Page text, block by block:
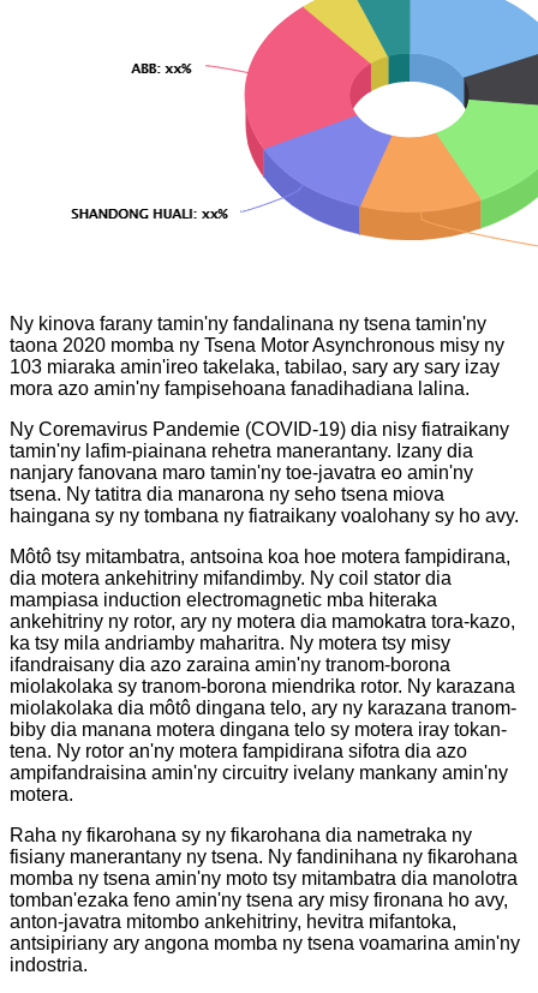
Ny kinova farany tamin'ny fandalinana ny tsena tamin'ny
taona 2020 momba ny Tsena Motor Asynchronous misy ny
103 miaraka amin'ireo takelaka, tabilao, sary ary sary izay
mora azo amin'ny fampisehoana fanadihadiana lalina.
Ny Coremavirus Pandemie (COVID-19) dia nisy fiatraikany
tamin'ny lafim-piainana rehetra manerantany. Izany dia
nanjary fanovana maro tamin'ny toe-javatra eo amin'ny
tsena. Ny tatitra dia manarona ny seho tsena miova
haingana sy ny tombana ny fiatraikany voalohany sy ho avy.
Môtô tsy mitambatra, antsoina koa hoe motera fampidirana,
dia motera ankehitriny mifandimby. Ny coil stator dia
mampiasa induction electromagnetic mba hiteraka
ankehitriny ny rotor, ary ny motera dia mamokatra tora-kazo,
ka tsy mila andriamby maharitra. Ny motera tsy misy
ifandraisany dia azo zaraina amin'ny tranom-borona
miolakolaka sy tranom-borona miendrika rotor. Ny karazana
miolakolaka dia môtô dingana telo, ary ny karazana tranom-
biby dia manana motera dingana telo sy motera iray tokan-
tena. Ny rotor an'ny motera fampidirana sifotra dia azo
ampifandraisina amin'ny circuitry ivelany mankany amin'ny
motera.
Raha ny fikarohana sy ny fikarohana dia nametraka ny
fisiany manerantany ny tsena. Ny fandinihana ny fikarohana
momba ny tsena amin'ny moto tsy mitambatra dia manolotra
tomban'ezaka feno amin'ny tsena ary misy fironana ho avy,
anton-javatra mitombo ankehitriny, hevitra mifantoka,
antsipiriany ary angona momba ny tsena voamarina amin'ny
indostria.